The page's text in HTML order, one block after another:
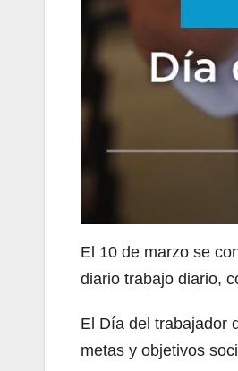
El 10 de marzo se
diario trabajo diario,
El Día del trabajador
metas y objetivos